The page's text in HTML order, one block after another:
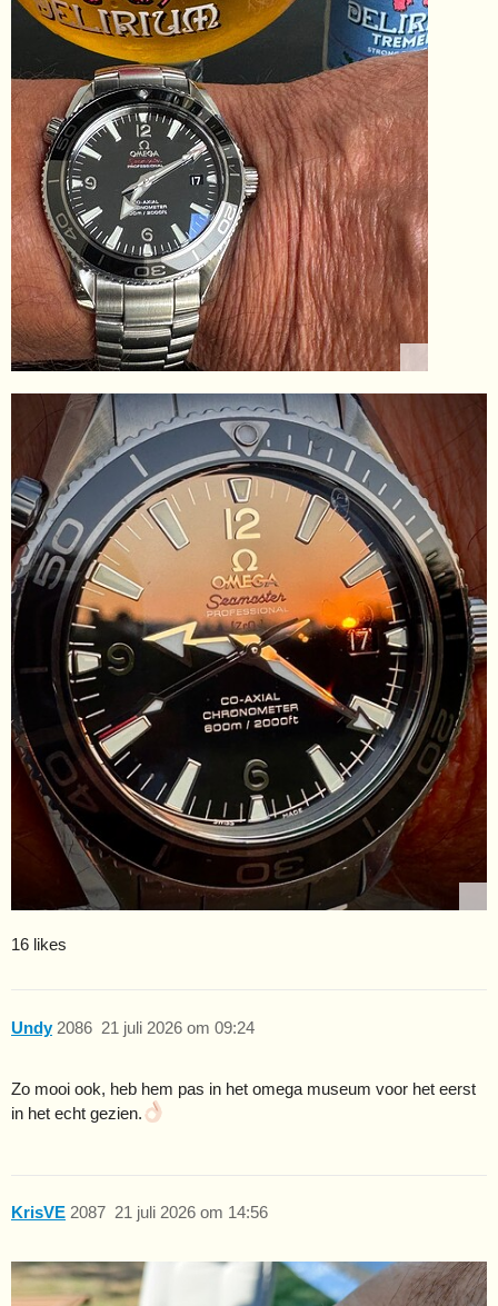
16 likes
Undy 21 juli 2026 om 09:24
2086
Zo mooi ook, heb hem pas in het omega museum voor het eerst
in het echt gezien.
KrisVE 21 juli 2026 om 14:56
2087